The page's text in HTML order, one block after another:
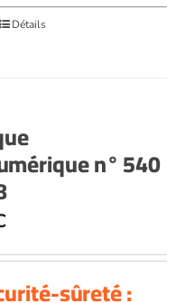
Détails
n° 540
sûreté :